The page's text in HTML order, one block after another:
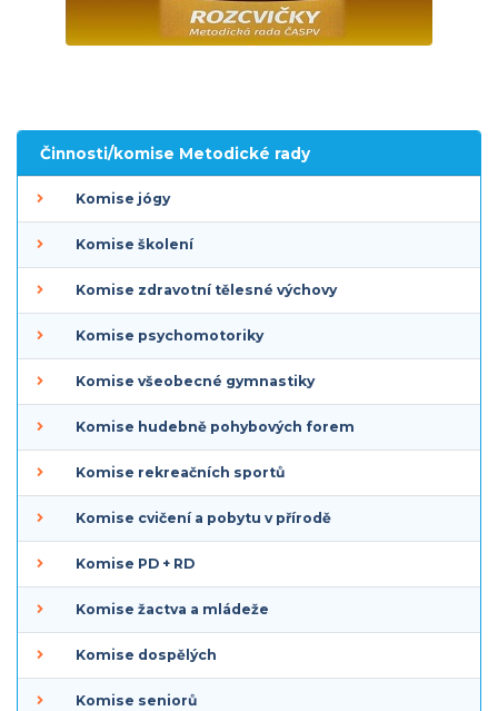
Činnosti/komise Metodické rady
Komise jógy
Komise školení
Komise zdravotní tělesné výchovy
Komise psychomotoriky
Komise všeobecné gymnastiky
Komise hudebně pohybových forem
Komise rekreačních sportů
Komise cvičení a pobytu v přírodě
Komise PD + RD
Komise žactva a mládeže
Komise dospělých
Komise seniorů